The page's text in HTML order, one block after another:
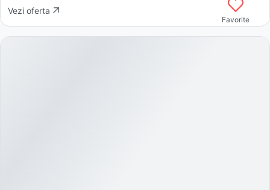
Vezi oferta
Favorite